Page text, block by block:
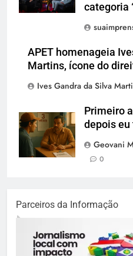
categoria
APET homenageia
Martins, ícone do
Ives Gandra da Silva
Primeiro
depois
Geovani
0
Parceiros da Informação